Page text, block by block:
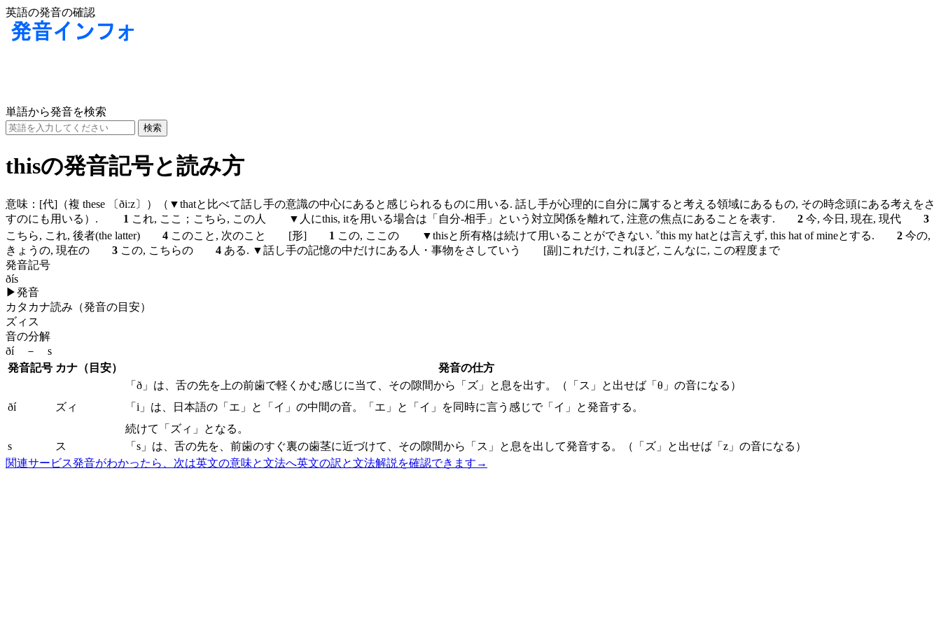
英語の発音の確認
単語から発音を検索
thisの発音記号と読み方
意味： [代] （複 these 〔ðiːz〕
）（▼thatと比べて話し手の意識の中心にあると感じられるものに用いる. 話し手が心理的に自分に属すると考える領域にあるもの, その時念頭にある考えをさ
すのにも用いる）. 1 これ, ここ；こちら, この人 ▼人にthis, itを用いる場合は「自分-相手」という対立関係を離れて, 注意の焦点にあることを表す. 2 今, 今日, 現在, 現代 3
こちら, これ, 後者(the latter) 4 このこと, 次のこと [形] 1 この, ここの ▼thisと所有格は続けて用いることができない. ×this my hatとは言えず, this hat of mineとする. 2 今の,
きょうの, 現在の 3 この, こちらの 4 ある. ▼話し手の記憶の中だけにある人・事物をさしていう [副]これだけ, これほど, こんなに, この程度まで
発音記号
ðís
▶発音
カタカナ読み（発音の目安）
ズィス
音の分解
ðí － s
発音記号 カナ（目安） 発音の仕方
ðí ズィ
「ð」は、舌の先を上の前歯で軽くかむ感じに当て、その隙間から「ズ」と息を出す。（「ス」と出せば「θ」の音になる）
「i」は、日本語の「エ」と「イ」の中間の音。「エ」と「イ」を同時に言う感じで「イ」と発音する。
続けて「ズィ」となる。
s
ス
「s」は、舌の先を、前歯のすぐ裏の歯茎に近づけて、その隙間から「ス」と息を出して発音する。（「ズ」と出せば「z」の音になる）
関連サービス発音がわかったら、次は英文の意味と文法へ英文の訳と文法解説を確認できます →